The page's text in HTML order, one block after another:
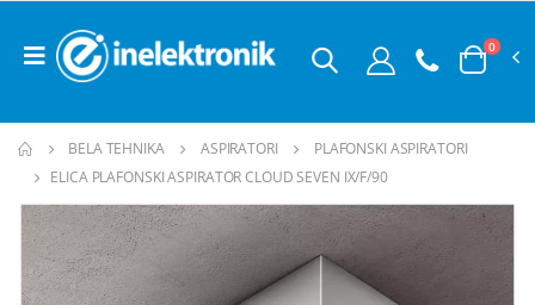
0
BELA TEHNIKA ASPIRATORI
PLAFONSKI ASPIRATORI
ELICA PLAFONSKI ASPIRATOR CLOUD SEVEN IX/F/90